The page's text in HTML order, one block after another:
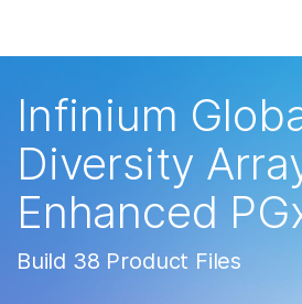
学习
Infinium
Diversity
Enhanced
Build 38 Product Files
癌症研究
微生物学
农业基因组学
复杂疾病